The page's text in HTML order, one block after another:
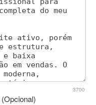
3700
(Opcional)